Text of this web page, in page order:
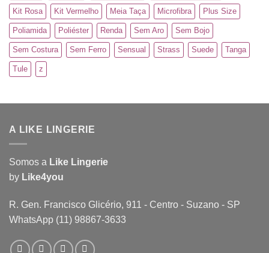
Kit Rosa Kit Vermelho Meia Taça Microfibra Plus Size
Poliamida Poliéster Renda Sem Aro Sem Bojo
Sem Costura Sem Ferro Sensual Strass Suede Tanga
Tule z
A LIKE LINGERIE
Somos a Like Lingerie
by Like4you
R. Gen. Francisco Glicério, 911 - Centro - Suzano - SP
WhatsApp (11) 98867-3633